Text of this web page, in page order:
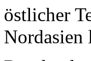
östlicher
Nordasien